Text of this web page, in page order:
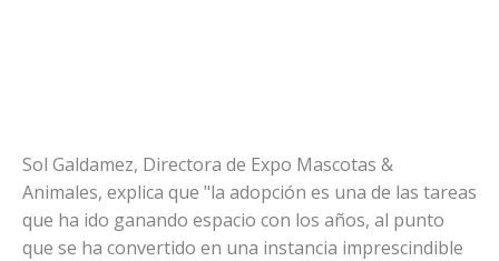
Sol Galdamez, Directora de Expo Mascotas &
Animales, explica que "la adopción es una de las tareas
que ha ido ganando espacio con los años, al punto
que se ha convertido en una instancia imprescindible